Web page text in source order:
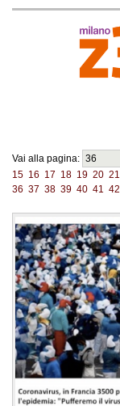
Vai alla pagina:
15 16 17 18 19 20 21
36 37 38 39 40 41 42